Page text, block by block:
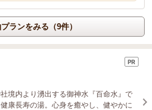
ランをみる（9件）
PR
境内より湧出する御神水『百命水』で
康長寿の湯。心身を癒やし、健やかに